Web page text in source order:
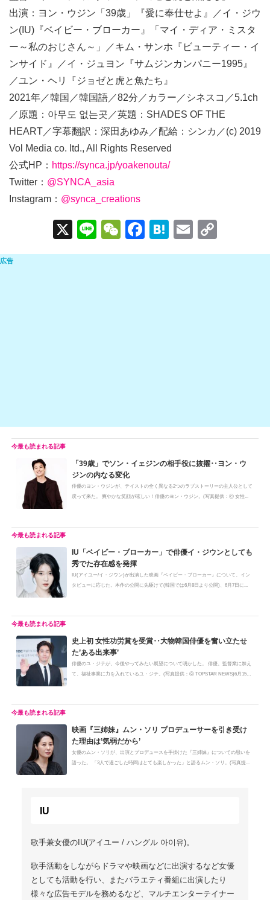
出演：ヨン・ウジン「39歳」『愛に奉仕せよ』／イ・ジウ
ン(IU)『ベイビー・ブローカー』「マイ・ディア・ミスタ
ー～私のおじさん～」／キム・サンホ『ビューティー・イ
ンサイド』／イ・ジュヨン『サムジンカンパニー1995』
／ユン・ヘリ『ジョゼと虎と魚たち』
2021年／韓国／韓国語／82分／カラー／シネスコ／5.1ch
／原題：아무도 없는곳／英題：SHADES OF THE
HEART／字幕翻訳：深田あゆみ／配給：シンカ／(c) 2019
Vol Media co. ltd., All Rights Reserved
公式HP： https://synca.jp/yoakenouta/
Twitter： @SYNCA_asia
Instagram： @synca_creations
X
Li
n
W
e
F
a
H
at
E
m o
「39歳」でソン・イェジンの相手役に抜擢‥ヨン・ウ
ジンの内なる変化
俳優のヨン・ウジンが、テイストの全く異なる2つのラブストーリーの主人公として
戻って来た。 爽やかな笑顔が眩しい！俳優のヨン・ウジン。(写真提供：ⓒ 女性...
IU「ベイビー・ブローカー」で俳優イ・ジウンとしても
秀でた存在感を発揮
IU(アイユー/イ・ジウン)が出演した映画『ベイビー・ブローカー』について、イン
タビューに応じた。本作の公開に先駆けて(韓国では6月8日より公開)、6月7日に...
史上初 女性功労賞を受賞‥大物韓国俳優を奮い立たせ
た’ある出来事’
俳優のユ・ジテが、今後やってみたい展望について明かした。 俳優、監督業に加え
て、福祉事業に力を入れているユ・ジテ。(写真提供：ⓒ TOPSTAR NEWS)6月15
映画『三姉妹』ムン・ソリ プロデューサーを引き受け
た理由は’気弱だから’
女優のムン・ソリが、出演とプロデュースを手掛けた『三姉妹』についての思いを
語った。 「3人で過ごした時間はとても楽しかった」と語るムン・ソリ。(写真提...
IU
歌手兼女優のIU(アイユー / ハングル 아이유)。
歌手活動をしながらドラマや映画などに出演するなど女優
としても活動を行い、またバラエティ番組に出演したり
様々な広告モデルを務めるなど、マルチエンターテイナー